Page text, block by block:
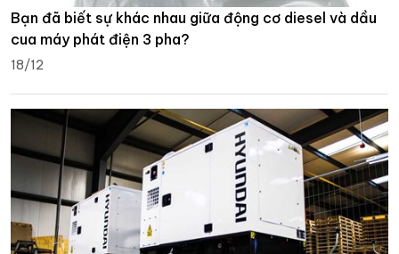
Bạn đã biết sự khác nhau giữa động cơ diesel và dầu
cua máy phát điện 3 pha?
18/12